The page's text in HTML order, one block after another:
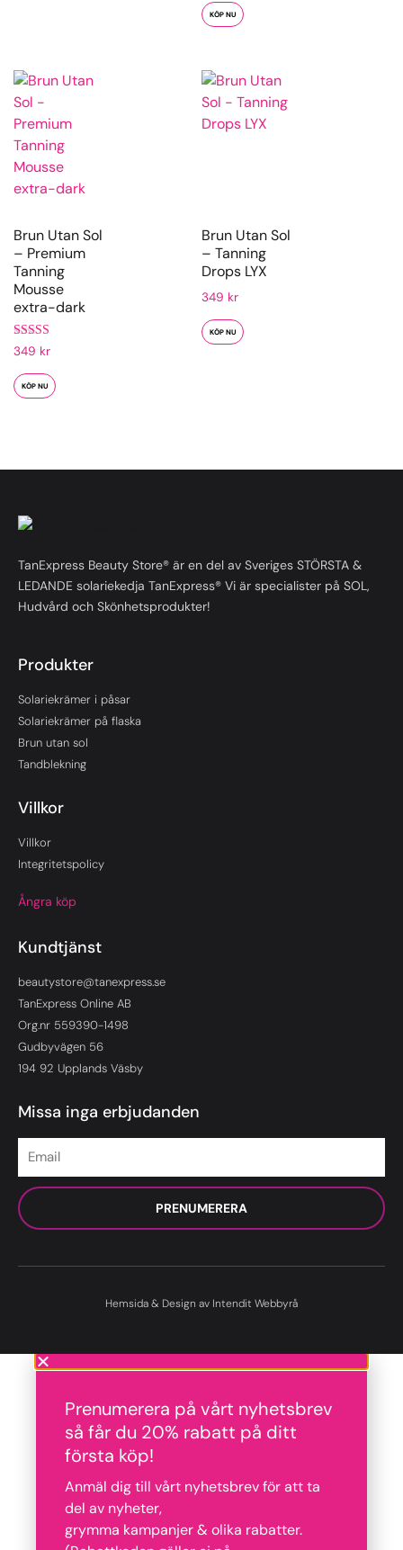
KÖP NU
Brun Utan Sol
– Premium
Tanning
Mousse
extra-dark
Betygsatt
4.00
av 5
349 kr
KÖP NU
Brun Utan Sol
– Tanning
Drops LYX
349 kr
KÖP NU
TanExpress Beauty Store® är en del av Sveriges STÖRSTA &
LEDANDE solariekedja TanExpress® Vi är specialister på SOL,
Hudvård och Skönhetsprodukter!
Produkter
Solariekrämer i påsar
Solariekrämer på flaska
Brun utan sol
Tandblekning
Villkor
Villkor
Integritetspolicy
Ångra köp
Kundtjänst
beautystore@tanexpress.se
TanExpress Online AB
Org.nr 559390-1498
Gudbyvägen 56
194 92 Upplands Väsby
Missa inga erbjudanden
PRENUMERERA
Hemsida & Design av Intendit Webbyrå
Prenumerera på vårt nyhetsbrev
så får du 20% rabatt på ditt
första köp!
Anmäl dig till vårt nyhetsbrev för att ta
del av nyheter,
grymma kampanjer & olika rabatter.